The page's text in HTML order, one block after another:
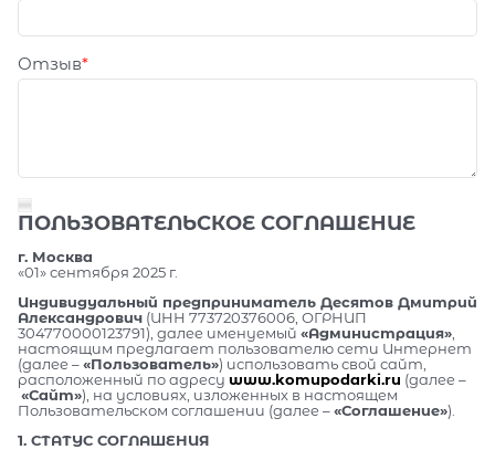
Отзыв
ПОЛЬЗОВАТЕЛЬСКОЕ СОГЛАШЕНИЕ
г. Москва
«01» сентября 2025 г.
Индивидуальный предприниматель Десятов Дмитрий
Александрович (ИНН 773720376006, ОГРНИП
304770000123791), далее именуемый «Администрация»
настоящим предлагает пользователю сети Интернет
(далее –«Пользователь») использовать свой сайт,
расположенный по адресу www.komupodarki.ru (далее –
«Сайт»), на условиях, изложенных в настоящем
Пользовательском соглашении (далее –«Соглашение»).
1. СТАТУС СОГЛАШЕНИЯ